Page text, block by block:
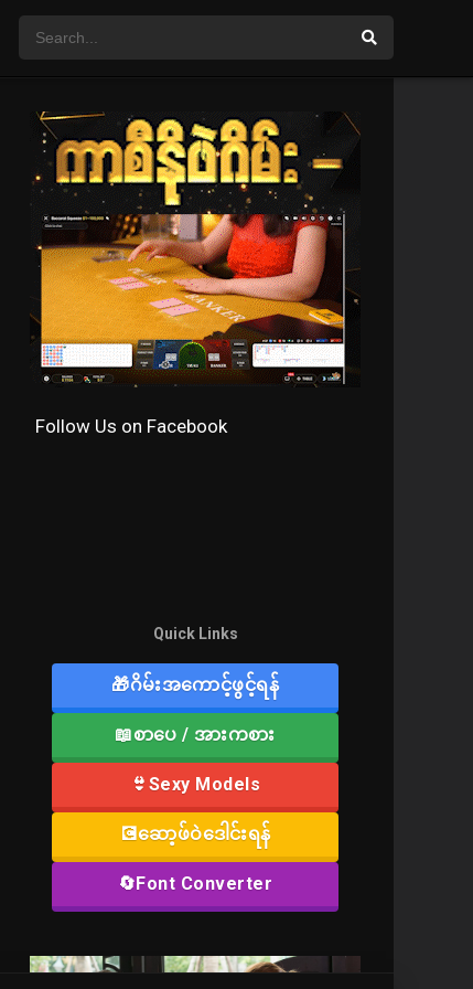
Follow Us on Facebook
Quick Links
🎁ဂိမ်းအကောင့်ဖွင့်ရန်
📖စာပေ / အားကစား
👙Sexy Models
💽ဆော့ဖ်ဝဲဒေါင်းရန်
🔄Font Converter